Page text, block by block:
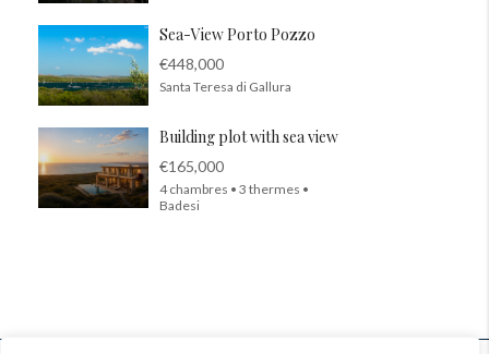
Sea-View Porto Pozzo
€448,000
Santa Teresa di Gallura
Building plot with sea view
€165,000
4 chambres • 3 thermes •
Badesi